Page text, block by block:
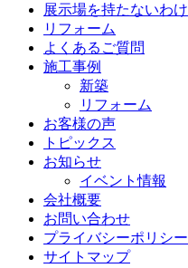
展示場を持たないわけ
リフォーム
よくあるご質問
施工事例
新築
リフォーム
お客様の声
トピックス
お知らせ
イベント情報
会社概要
お問い合わせ
プライバシーポリシー
サイトマップ